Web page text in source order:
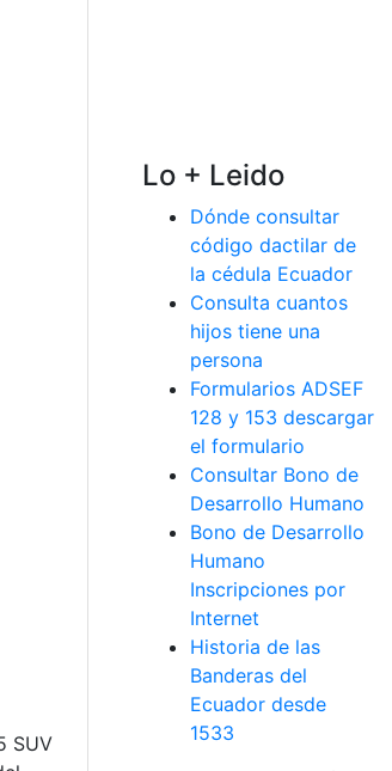
SUV
Lo + Leido
Dónde consultar
código dactilar de
la cédula Ecuador
Consulta cuantos
hijos tiene una
persona
Formularios ADSEF
128 y 153 descargar
el formulario
Consultar Bono de
Desarrollo Humano
Bono de Desarrollo
Humano
Inscripciones por
Internet
Historia de las
Banderas del
Ecuador desde
1533